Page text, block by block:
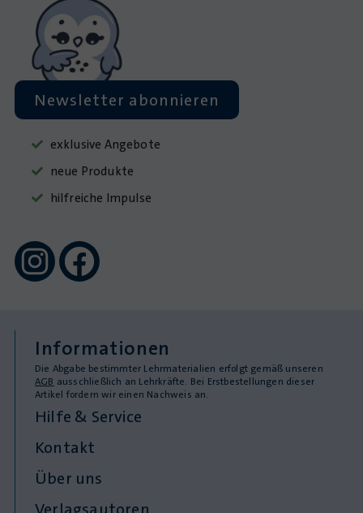
Newsletter abonnieren
exklusive Angebote
neue Produkte
hilfreiche Impulse
Informationen
Die Abgabe bestimmter Lehrmaterialien erfolgt gemäß unseren
AGB ausschließlich an Lehrkräfte. Bei Erstbestellungen dieser
Artikel fordern wir einen Nachweis an.
Hilfe & Service
Kontakt
Über uns
Verlagsautoren